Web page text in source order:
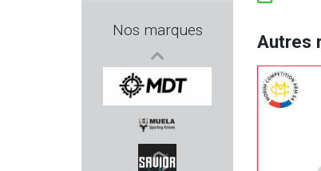
Nos marques
BETTINSOLI
MDT
MUELA
Autres